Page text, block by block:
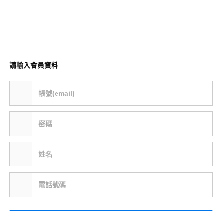
請輸入會員資料
帳號(email)
密碼
姓名
電話號碼